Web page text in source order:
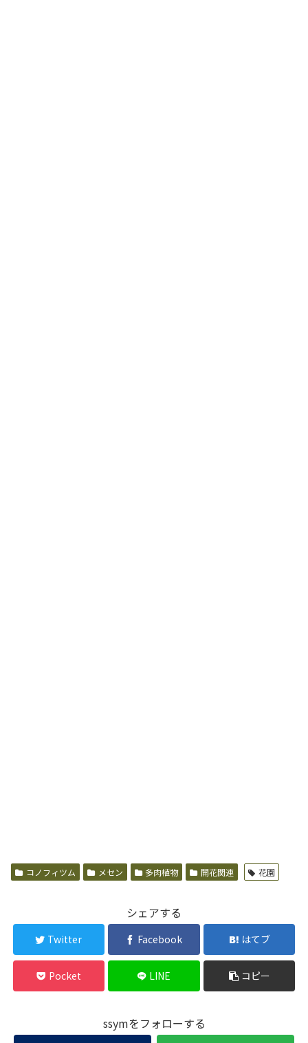
コノフィツム メセン 多肉植物 開花関連 花園
シェアする
Twitter Facebook はてブ
Pocket LINE コピー
ssymをフォローする